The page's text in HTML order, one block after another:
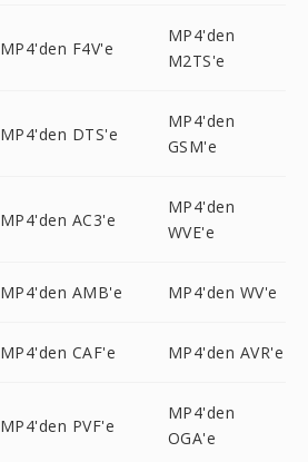
MP4'den F4V'e
MP4'den
M2TS'e
MP4'den DTS'e
MP4'den
GSM'e
MP4'den AC3'e
MP4'den
WVE'e
MP4'den AMB'e MP4'den WV'e
MP4'den CAF'e MP4'den AVR'e
MP4'den PVF'e
MP4'den
OGA'e